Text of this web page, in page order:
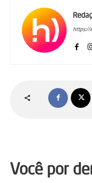
https://
Você por